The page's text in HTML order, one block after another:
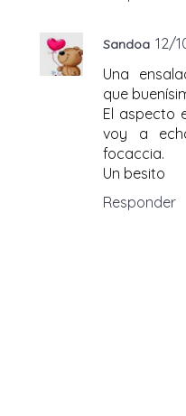
Sandoa 12/
Una
que
El aspecto
voy a
focaccia.
Un besito
Responder